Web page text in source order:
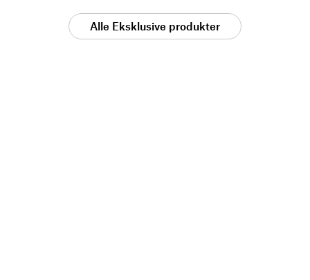
Alle Eksklusive produkter